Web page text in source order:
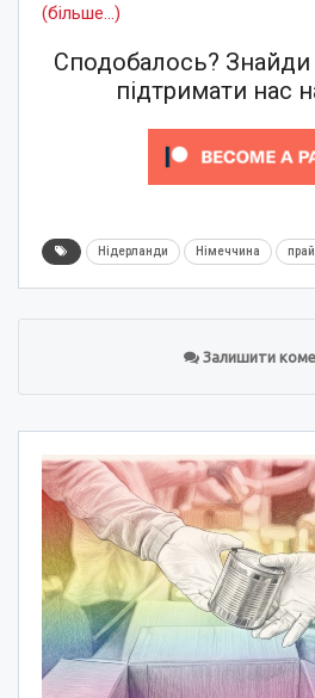
(більше…)
Сподобалось?
підтримати нас
Нідерланди Німеччина
Залишити